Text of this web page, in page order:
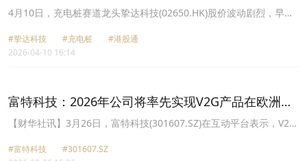
翻绿，资金分歧大？
4月10日，充电桩赛道龙头挚达科技(02650.HK)股价波动剧烈，早盘
11%，可见多空博弈之激烈，资金分歧之大。
#挚达科技 #充电桩
#港股通
2026-04-10 16:14
富特科技：2026年公司将率先实现V2G产品在欧洲市
场的量产出货
【财华社讯】3月26日，富特科技(301607.SZ)在互动平台表示，V2G
洲、北美、澳洲等区域具有广泛适用性。2026年，公司将率先实现
#富特科技
#301607.SZ